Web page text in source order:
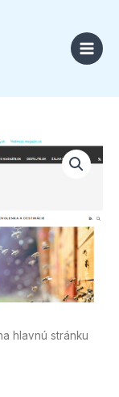
hlavnú stránku